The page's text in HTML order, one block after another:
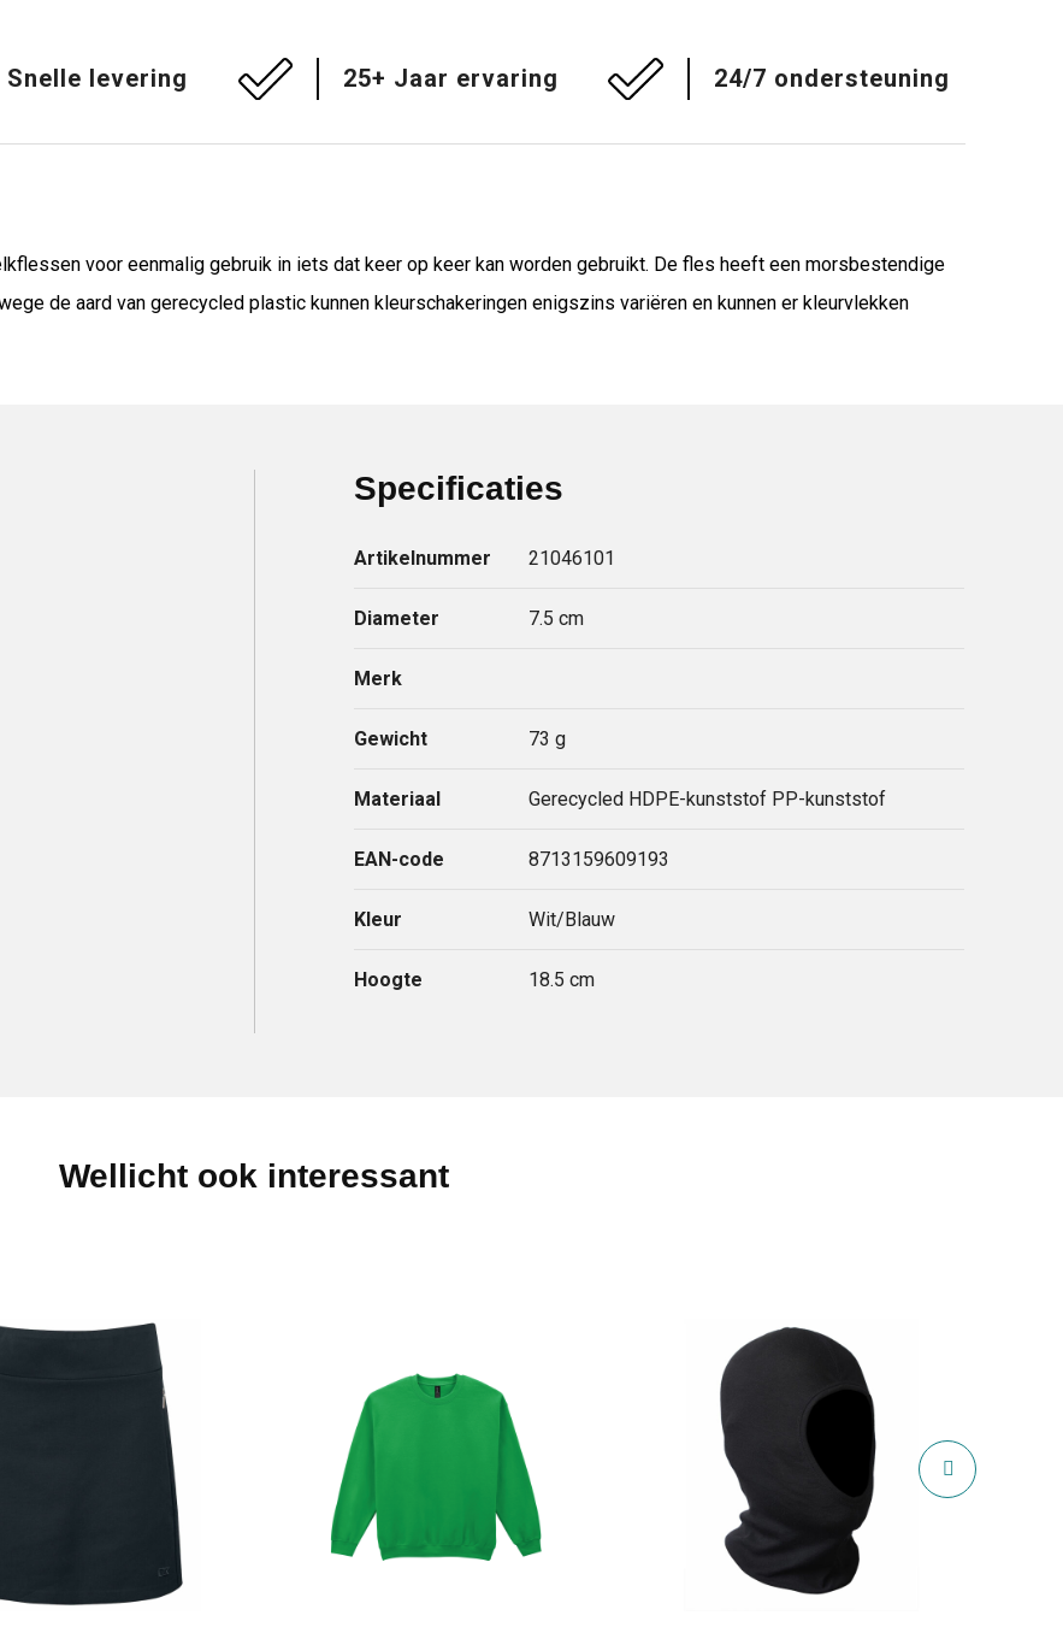
Snelle levering 25+ Jaar ervaring 24/7 ondersteuning
voor eenmalig gebruik in iets dat keer op keer kan worden gebruikt. De fles heeft een morsbestendige
de aard van gerecycled plastic kunnen kleurschakeringen enigszins variëren en kunnen er kleurvlekken
Specificaties
Artikelnummer 21046101
Diameter 7.5 cm
Merk
Gewicht 73 g
Materiaal Gerecycled HDPE-kunststof PP-kunststof
EAN-code 8713159609193
Kleur Wit/Blauw
Hoogte 18.5 cm
Wellicht ook interessant